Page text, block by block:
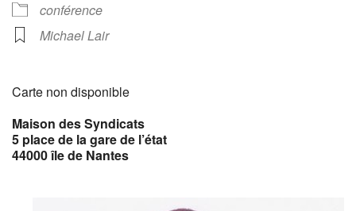
conférence
Michael Lair
Carte non disponible
Maison des Syndicats
5 place de la gare de l’état
44000 île de Nantes